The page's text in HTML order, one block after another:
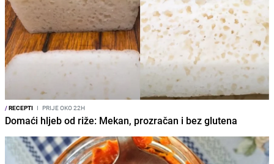
/RECEPTI I PRIJE OKO 22H
Domaći hljeb od riže: Mekan, prozračan i bez glutena